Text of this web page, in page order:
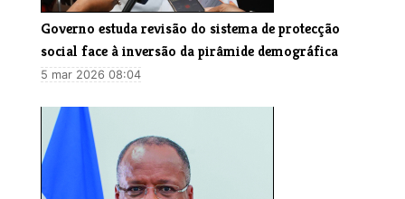
Governo estuda revisão do sistema de protecção
social face à inversão da pirâmide demográfica
5 mar 2026 08:04